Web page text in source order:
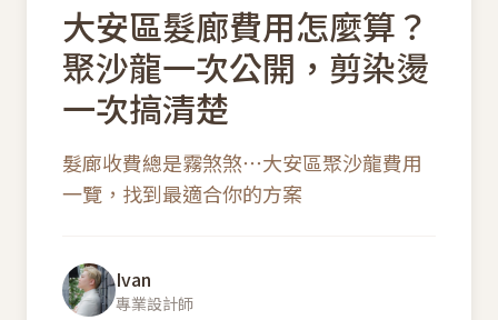
大安區髮廊費用怎麼算？
聚沙龍一次公開，剪染燙
一次搞清楚
髮廊收費總是霧煞煞⋯大安區聚沙龍費用
一覽，找到最適合你的方案
Ivan
專業設計師